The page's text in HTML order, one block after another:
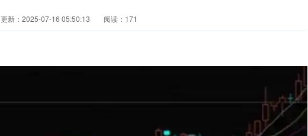
更新：2025-07-16 05:50:13 阅读：171